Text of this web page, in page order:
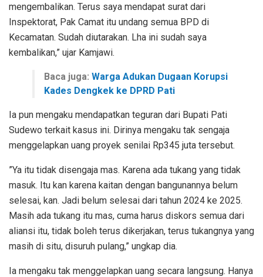
mengembalikan. Terus saya mendapat surat dari
Inspektorat, Pak Camat itu undang semua BPD di
Kecamatan. Sudah diutarakan. Lha ini sudah saya
kembalikan,” ujar Kamjawi.
Baca juga: Warga Adukan Dugaan Korupsi
Kades Dengkek ke DPRD Pati
Ia pun mengaku mendapatkan teguran dari Bupati Pati
Sudewo terkait kasus ini. Dirinya mengaku tak sengaja
menggelapkan uang proyek senilai Rp345 juta tersebut.
”Ya itu tidak disengaja mas. Karena ada tukang yang tidak
masuk. Itu kan karena kaitan dengan bangunannya belum
selesai, kan. Jadi belum selesai dari tahun 2024 ke 2025.
Masih ada tukang itu mas, cuma harus diskors semua dari
aliansi itu, tidak boleh terus dikerjakan, terus tukangnya yang
masih di situ, disuruh pulang,” ungkap dia.
Ia mengaku tak menggelapkan uang secara langsung. Hanya